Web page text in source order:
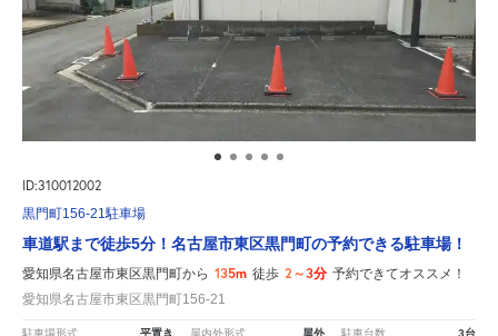
ID:310012002
黒門町156-21駐車場
車道駅まで徒歩5分！名古屋市東区黒門町の予約できる駐車場！
愛知県名古屋市東区黒門町から 135m 徒歩 2～3分 予約できてオススメ！
愛知県名古屋市東区黒門町156-21
駐車場形式 屋内外形式 駐車台数